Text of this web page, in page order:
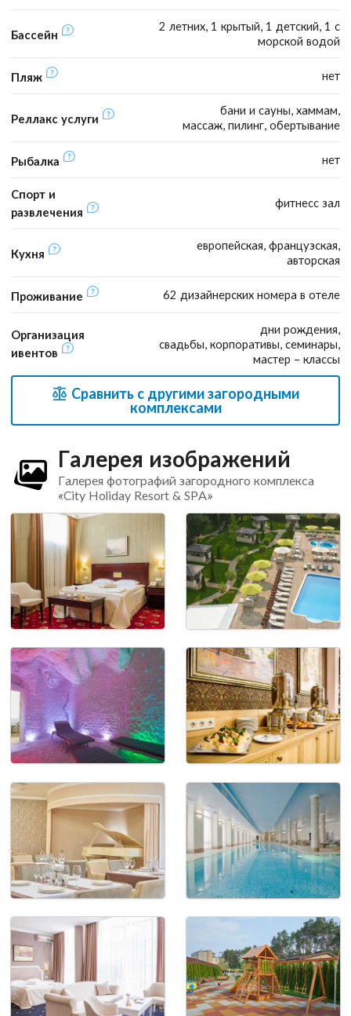
Бассейн
2 летних, 1 крытый, 1 детский, 1 с
морской водой
Пляж нет
Реллакс услуги
бани и сауны, хаммам,
массаж, пилинг, обертывание
Рыбалка нет
Спорт и
развлечения
фитнесс зал
Кухня
европейская, французская,
авторская
Проживание 62 дизайнерских номера в отеле
Организация
ивентов
дни рождения,
свадьбы, корпоративы, семинары,
мастер – классы
Сравнить с другими загородными
комплексами
Галерея изображений
Галерея фотографий загородного комплекса
«City Holiday Resort & SPA»